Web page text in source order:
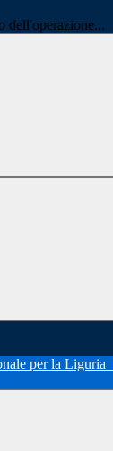
dell'operazione...